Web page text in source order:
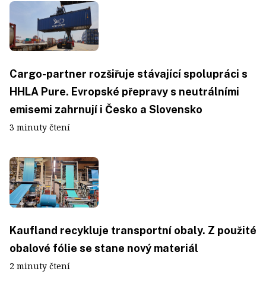
Cargo-partner rozšiřuje stávající spolupráci s
HHLA Pure. Evropské přepravy s neutrálními
emisemi zahrnují i Česko a Slovensko
3 minuty čtení
Kaufland recykluje transportní obaly. Z použité
obalové fólie se stane nový materiál
2 minuty čtení